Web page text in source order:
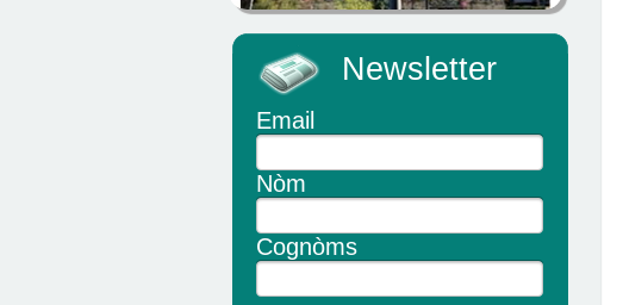
Newsletter
Email
Nòm
Cognòms